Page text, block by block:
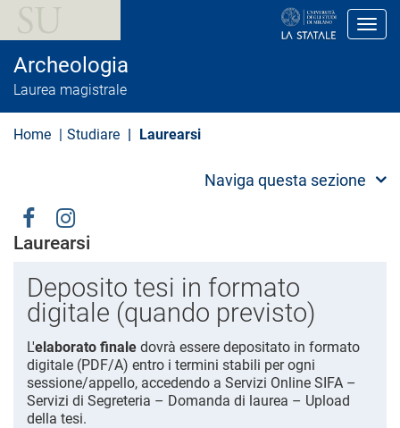
l
c
Archeologia
Laurea magistrale
Home Studiare Laurearsi
Naviga questa sezione
Social
Menu
Laurearsi
Deposito tesi in formato
digitale (quando previsto)
L'elaborato finale dovrà essere depositato in formato
digitale (PDF/A) entro i termini stabili per ogni
sessione/appello, accedendo a Servizi Online SIFA –
Servizi di Segreteria – Domanda di laurea – Upload
della tesi.